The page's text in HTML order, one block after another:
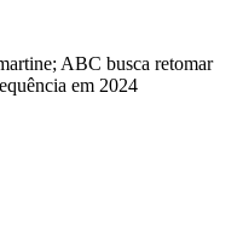
ABC busca retomar
em 2024